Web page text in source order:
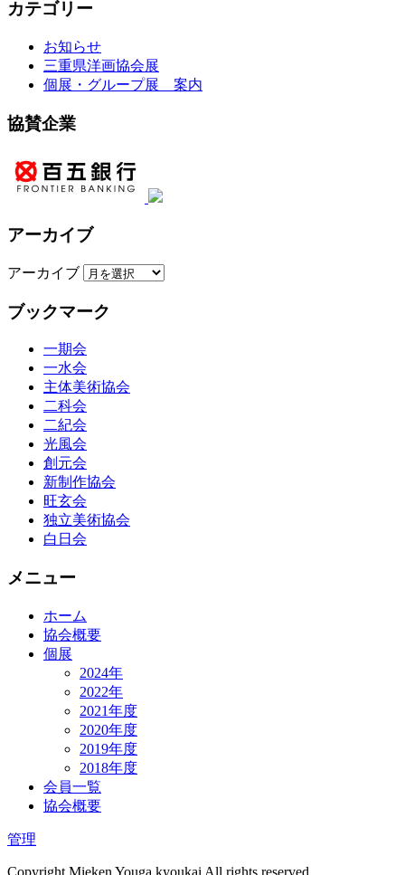
カテゴリー
お知らせ
三重県洋画協会展
個展・グループ展 案内
協賛企業
アーカイブ
アーカイブ
ブックマーク
一期会
一水会
主体美術協会
二科会
二紀会
光風会
創元会
新制作協会
旺玄会
独立美術協会
白日会
メニュー
ホーム
協会概要
個展
2024年
2022年
2021年度
2020年度
2019年度
2018年度
会員一覧
協会概要
管理
Copyright Mieken Youga kyoukai All rights reserved.